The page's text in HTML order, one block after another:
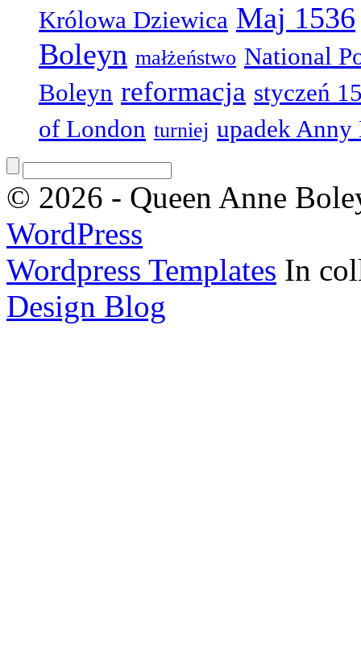
Królowa Dziewica Maj 1536
Boleyn małżeństwo National
Boleyn reformacja styczeń
of London turniej upadek Anny
© 2026 - Queen Anne
WordPress
Wordpress Templates In
Design Blog